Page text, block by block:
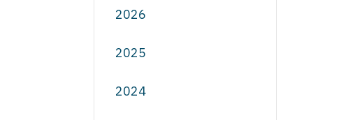
2026
2025
2024